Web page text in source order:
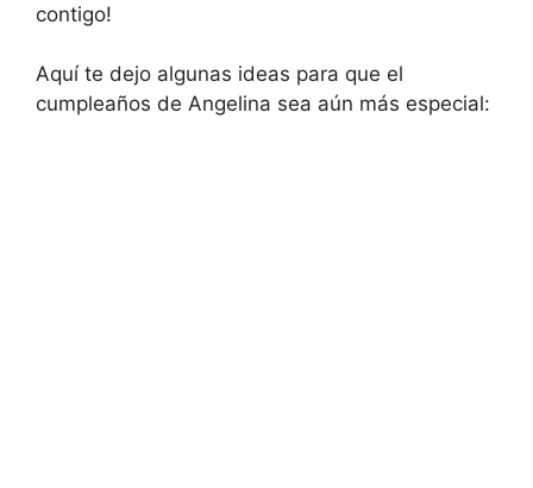
contigo!
Aquí te dejo algunas ideas para que el
cumpleaños de Angelina sea aún más especial: